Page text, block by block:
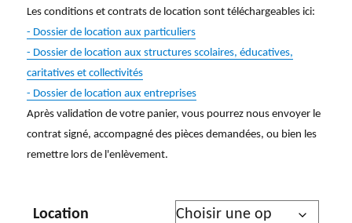
Les conditions et contrats de location sont téléchargeables ici:
- Dossier de location aux particuliers
- Dossier de location aux structures scolaires, éducatives,
caritatives et collectivités
- Dossier de location aux entreprises
Après validation de votre panier, vous pourrez nous envoyer le
contrat signé, accompagné des pièces demandées, ou bien les
remettre lors de l'enlèvement.
Location